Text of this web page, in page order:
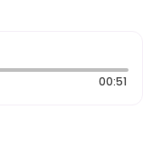
00:51